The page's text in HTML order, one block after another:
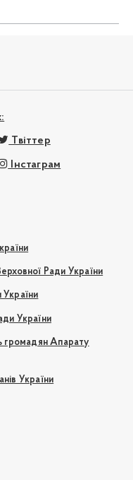
Твіттер
Інстаграм
Ради України
України
громадян Апарату
України